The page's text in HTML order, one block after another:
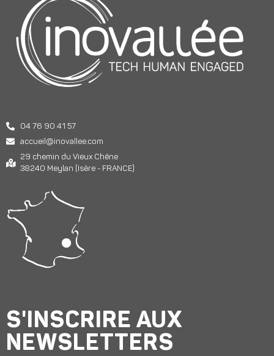
04 76 90 41 57
accueil@inovallee.com
29 chemin du Vieux Chêne
38240 Meylan (Isère - FRANCE)
S'INSCRIRE AUX
NEWSLETTERS